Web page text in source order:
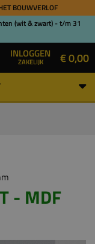
BOUWVERLOF
(wit & zwart) - t/m 31
INLOGGEN
ZAKELIJK € 0,00
- MDF